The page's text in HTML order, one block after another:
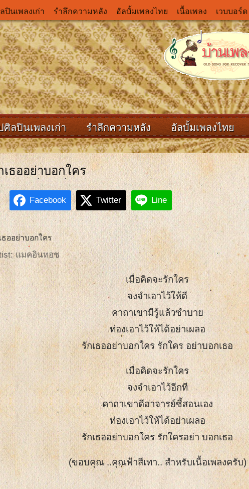
ปินเพลงเก่า รำลึกความหลัง อัลบั้มเพลงไทย เนื้อเพลง เวบบอร์ด
ศิลปินเพลงเก่า รำลึกความหลัง อัลบั้มเพลงไทย
เธออย่าบอกใคร
Facebook Twitter Line
ธออย่าบอกใคร
แมคอินทอช
เมื่อคิดจะรักใคร
จงจำเอาไว้ให้ดี
คาถาเขามีรู้แล้วซำบาย
ท่องเอาไว้ให้ได้อย่าเผลอ
รักเธออย่าบอกใคร รักใคร อย่าบอกเธอ
เมื่อคิดจะรักใคร
จงจำเอาไว้อีกที
คาถาเขาดีอาจารย์ซี้สอนเอง
ท่องเอาไว้ให้ได้อย่าเผลอ
รักเธออย่าบอกใคร รักใครอย่า บอกเธอ
(ขอบคุณ ..คุณฟ้าสีเทา.. สำหรับเนื้อเพลงครับ)